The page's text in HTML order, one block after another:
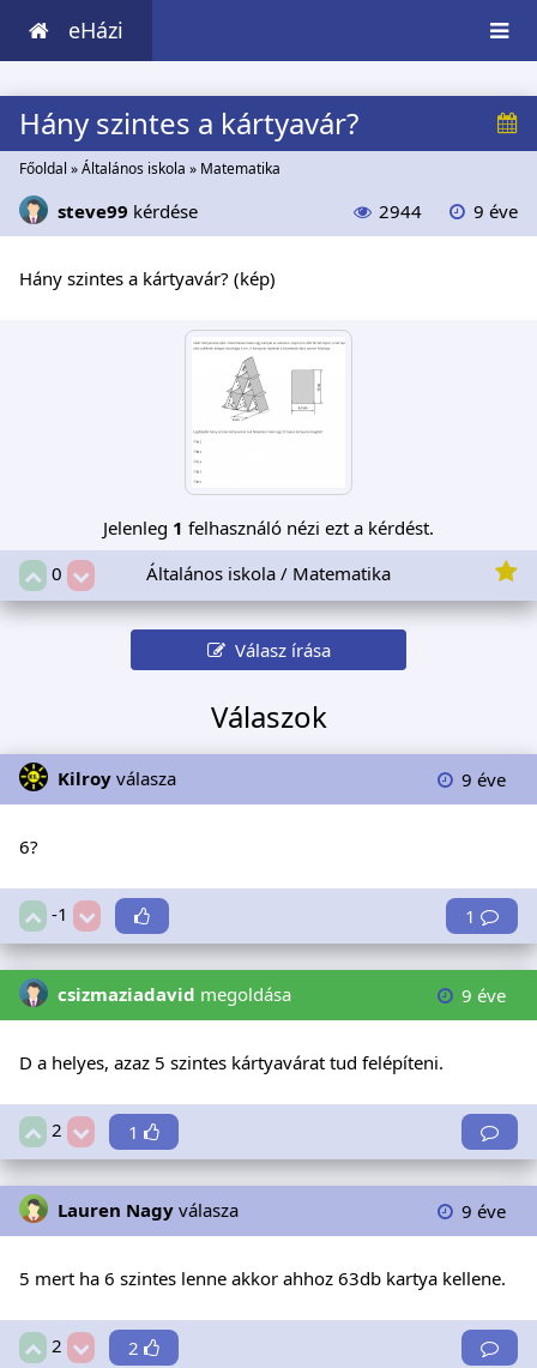
eHázi
Hány szintes a kártyavár?
Főoldal »Általános iskola » Matematika
steve99 kérdése 2944 9 éve
Hány szintes a kártyavár? (kép)
Jelenleg 1 felhasználó nézi ezt a kérdést.
0
Általános iskola / Matematika
Válasz írása
Válaszok
Kilroy válasza 9 éve
6?
-1 1
csizmaziadavid megoldása 9 éve
D a helyes, azaz 5 szintes kártyavárat tud felépíteni.
2 1
Lauren Nagy válasza 9 éve
5 mert ha 6 szintes lenne akkor ahhoz 63db kartya kellene.
2 2